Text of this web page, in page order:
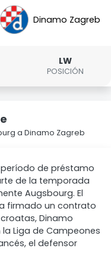
Dinamo Zagreb
LW
POSICIÓN
a Dinamo Zagreb
de préstamo
de la temporada
Augsbourg. El
firmado un contrato
Dinamo
Liga de Campeones
el defensor